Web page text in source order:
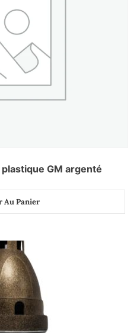
GM argenté
Au Panier